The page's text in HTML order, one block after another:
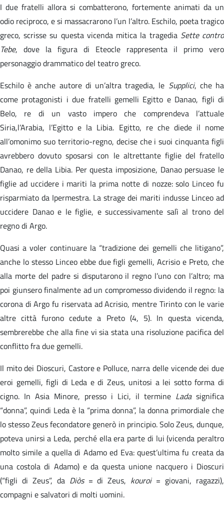
I due fratelli allora si combatterono, fortemente animati da un
odio reciproco, e si massacrarono l’un l’altro. Eschilo, poeta tragico
greco, scrisse su questa vicenda mitica la tragedia Sette contro
Tebe, dove la figura di Eteocle rappresenta il primo vero
personaggio drammatico del teatro greco.
Eschilo è anche autore di un’altra tragedia, le Supplici, che ha
come protagonisti i due fratelli gemelli Egitto e Danao, figli di
Belo, re di un vasto impero che comprendeva l’attuale
Siria,l’Arabia, l’Egitto e la Libia. Egitto, re che diede il nome
all’omonimo suo territorio-regno, decise che i suoi cinquanta figli
avrebbero dovuto sposarsi con le altrettante figlie del fratello
Danao, re della Libia. Per questa imposizione, Danao persuase le
figlie ad uccidere i mariti la prima notte di nozze: solo Linceo fu
risparmiato da Ipermestra. La strage dei mariti indusse Linceo ad
uccidere Danao e le figlie, e successivamente salì al trono del
regno di Argo.
Quasi a voler continuare la “tradizione dei gemelli che litigano”,
anche lo stesso Linceo ebbe due figli gemelli, Acrisio e Preto, che
alla morte del padre si disputarono il regno l’uno con l’altro; ma
poi giunsero finalmente ad un compromesso dividendo il regno: la
corona di Argo fu riservata ad Acrisio, mentre Tirinto con le varie
altre città furono cedute a Preto (4, 5). In questa vicenda,
sembrerebbe che alla fine vi sia stata una risoluzione pacifica del
conflitto fra due gemelli.
Il mito dei Dioscuri, Castore e Polluce, narra delle vicende dei due
eroi gemelli, figli di Leda e di Zeus, unitosi a lei sotto forma di
cigno. In Asia Minore, presso i Lici, il termine Lada significa
“donna”, quindi Leda è la “prima donna”, la donna primordiale che
lo stesso Zeus fecondatore generò in principio. Solo Zeus, dunque,
poteva unirsi a Leda, perché ella era parte di lui (vicenda peraltro
molto simile a quella di Adamo ed Eva: quest’ultima fu creata da
una costola di Adamo) e da questa unione nacquero i Dioscuri
(“figli di Zeus”, da Diòs = di Zeus, kouroi = giovani, ragazzi),
compagni e salvatori di molti uomini.